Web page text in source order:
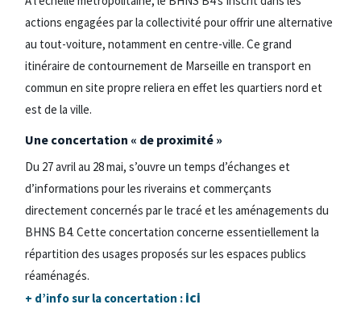
actions engagées par la collectivité pour offrir une alternative
au tout-voiture, notamment en centre-ville. Ce grand
itinéraire de contournement de Marseille en transport en
commun en site propre reliera en effet les quartiers nord et
est de la ville.
Une concertation « de proximité »
Du 27 avril au 28 mai, s’ouvre un temps d’échanges et
d’informations pour les riverains et commerçants
directement concernés par le tracé et les aménagements du
BHNS B4. Cette concertation concerne essentiellement la
répartition des usages proposés sur les espaces publics
réaménagés.
+ d’info sur la concertation : ici